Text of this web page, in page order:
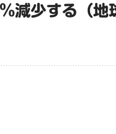
減少する（地